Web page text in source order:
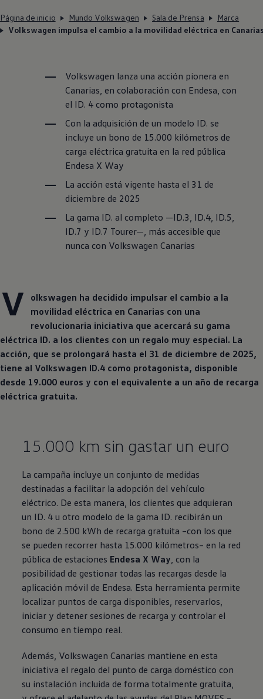
Página de inicio Mundo Volkswagen Sala de Prensa
Marca
Volkswagen impulsa el cambio a la movilidad eléctrica en
Volkswagen lanza una acción pionera en
Canarias, en colaboración con Endesa, con
el ID. 4 como protagonista
Con la adquisición de un modelo ID. se
incluye un bono de 15.000 kilómetros de
carga eléctrica gratuita en la red pública
Endesa X Way
La acción está vigente hasta el 31 de
diciembre de 2025
La gama ID. al completo —ID.3, ID.4, ID.5,
ID.7 y ID.7 Tourer—, más accesible que
nunca con Volkswagen Canarias
V
olkswagen ha decidido impulsar el cambio a la
movilidad eléctrica en Canarias con una
revolucionaria iniciativa que acercará su gama
eléctrica ID. a los clientes con un regalo muy especial. La
acción, que se prolongará hasta el 31 de diciembre de 2025,
tiene al Volkswagen ID.4 como protagonista, disponible
desde 19.000 euros y con el equivalente a un año de recarga
eléctrica gratuita.
15.000 km sin gastar un euro
La campaña incluye un conjunto de medidas
destinadas a facilitar la adopción del vehículo
eléctrico. De esta manera, los clientes que adquieran
un ID. 4 u otro modelo de la gama ID. recibirán un
bono de 2.500 kWh de recarga gratuita –con los que
se pueden recorrer hasta 15.000 kilómetros– en la red
pública de estaciones Endesa X Way, con la
posibilidad de gestionar todas las recargas desde la
aplicación móvil de Endesa. Esta herramienta permite
localizar puntos de carga disponibles, reservarlos,
iniciar y detener sesiones de recarga y controlar el
consumo en tiempo real.
Además, Volkswagen Canarias mantiene en esta
iniciativa el regalo del punto de carga doméstico con
su instalación incluida de forma totalmente gratuita,